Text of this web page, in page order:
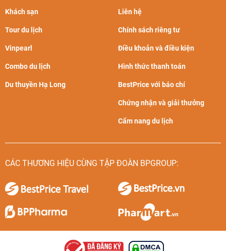
Khách sạn
Tour du lịch
Vinpearl
Combo du lịch
Du thuyền Hạ Long
Liên hệ
Chính sách riêng tư
Điều khoản và điều kiện
Hình thức thanh toán
BestPrice với báo chí
Chứng nhận và giải thưởng
Cẩm nang du lịch
CÁC THƯƠNG HIỆU CÙNG TẬP ĐOÀN BPGROUP: